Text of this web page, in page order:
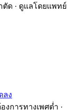
ด · ดูแลโดยแพทย์
ลง
การทางเพศต่ำ ·